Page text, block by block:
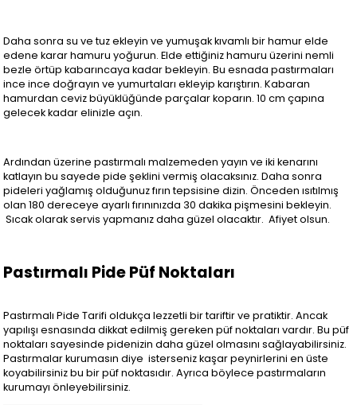
Daha sonra su ve tuz ekleyin ve yumuşak kıvamlı bir hamur elde
edene karar hamuru yoğurun. Elde ettiğiniz hamuru üzerini nemli
bezle örtüp kabarıncaya kadar bekleyin. Bu esnada pastırmaları
ince ince doğrayın ve yumurtaları ekleyip karıştırın. Kabaran
hamurdan ceviz büyüklüğünde parçalar koparın. 10 cm çapına
gelecek kadar elinizle açın.
Ardından üzerine pastırmalı malzemeden yayın ve iki kenarını
katlayın bu sayede pide şeklini vermiş olacaksınız. Daha sonra
pideleri yağlamış olduğunuz fırın tepsisine dizin. Önceden ısıtılmış
olan 180 dereceye ayarlı fırınınızda 30 dakika pişmesini bekleyin.
Sıcak olarak servis yapmanız daha güzel olacaktır. Afiyet olsun.
Pastırmalı Pide Püf Noktaları
Pastırmalı Pide Tarifi oldukça lezzetli bir tariftir ve pratiktir. Ancak
yapılışı esnasında dikkat edilmiş gereken püf noktaları vardır. Bu püf
noktaları sayesinde pidenizin daha güzel olmasını sağlayabilirsiniz.
Pastırmalar kurumasın diye isterseniz kaşar peynirlerini en üste
koyabilirsiniz bu bir püf noktasıdır. Ayrıca böylece pastırmaların
kurumayı önleyebilirsiniz.